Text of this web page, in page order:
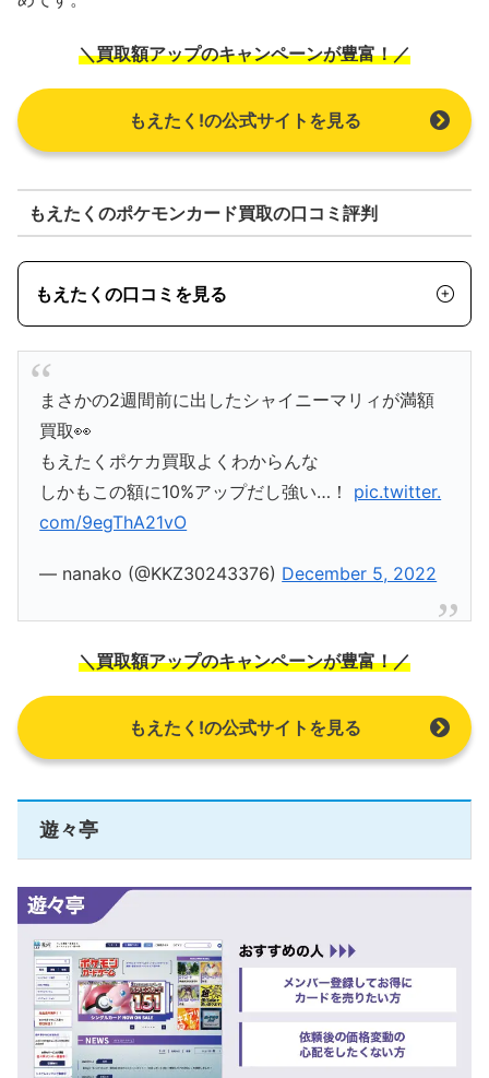
＼買取額アップのキャンペーンが豊富！／
もえたく!の公式サイトを見る
もえたくのポケモンカード買取の口コミ評判
もえたくの口コミを見る
まさかの2週間前に出したシャイニーマリィが満額
買取👀
もえたくポケカ買取よくわからんな
しかもこの額に10%アップだし強い…！ pic.twitter.
com/9egThA21vO
— nanako (@KKZ30243376) December 5, 2022
＼買取額アップのキャンペーンが豊富！／
もえたく!の公式サイトを見る
遊々亭